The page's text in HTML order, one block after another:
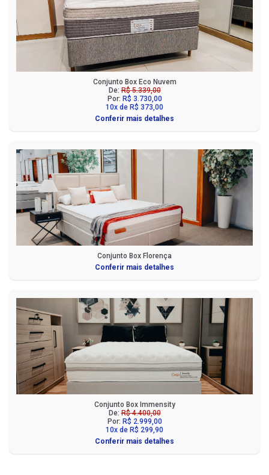
Conjunto Box Eco Nuvem
De:R$ 5.339,00
Por: R$ 3.730,00
10x de R$ 373,00
Conferir mais detalhes
Conjunto Box Florença
Conferir mais detalhes
Conjunto Box Immensity
De:R$ 4.400,00
Por: R$ 2.999,00
10x de R$ 299,90
Conferir mais detalhes